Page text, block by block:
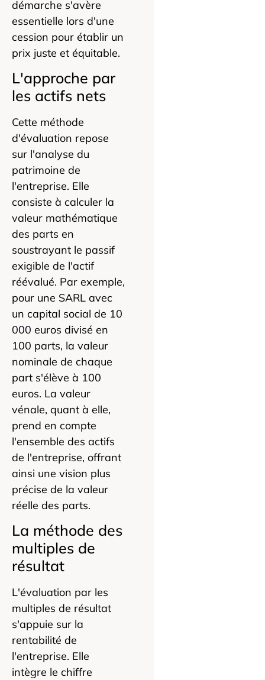
démarche s'avère
essentielle lors d'une
cession pour établir un
prix juste et équitable.
L'approche par
les actifs nets
Cette méthode
d'évaluation repose
sur l'analyse du
patrimoine de
l'entreprise. Elle
consiste à calculer la
valeur mathématique
des parts en
soustrayant le passif
exigible de l'actif
réévalué. Par exemple,
pour une SARL avec
un capital social de 10
000 euros divisé en
100 parts, la valeur
nominale de chaque
part s'élève à 100
euros. La valeur
vénale, quant à elle,
prend en compte
l'ensemble des actifs
de l'entreprise, offrant
ainsi une vision plus
précise de la valeur
réelle des parts.
La méthode des
multiples de
résultat
L'évaluation par les
multiples de résultat
s'appuie sur la
rentabilité de
l'entreprise. Elle
intègre le chiffre